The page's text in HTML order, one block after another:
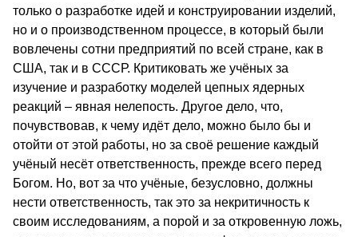
только о разработке идей и конструировании изделий,
но и о производственном процессе, в который были
вовлечены сотни предприятий по всей стране, как в
США, так и в СССР. Критиковать же учёных за
изучение и разработку моделей цепных ядерных
реакций – явная нелепость. Другое дело, что,
почувствовав, к чему идёт дело, можно было бы и
отойти от этой работы, но за своё решение каждый
учёный несёт ответственность, прежде всего перед
Богом. Но, вот за что учёные, безусловно, должны
нести ответственность, так это за некритичность к
своим исследованиям, а порой и за откровенную ложь,